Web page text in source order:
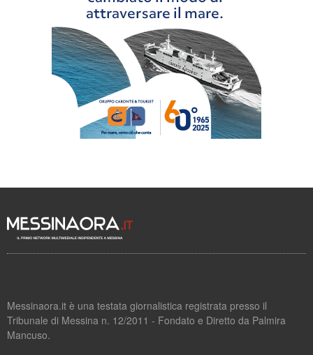
Messinaora.it è una testata giornalistica registrata presso il
Tribunale di Messina n. 12/2011 - Fondato e Diretto da Palmira
Mancuso.